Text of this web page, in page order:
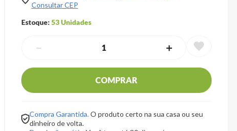
Consultar CEP
Estoque: 53Unidades
＋
－
COMPRAR
Compra Garantida.O produto certo na sua casa ou seu
dinheiro de volta.